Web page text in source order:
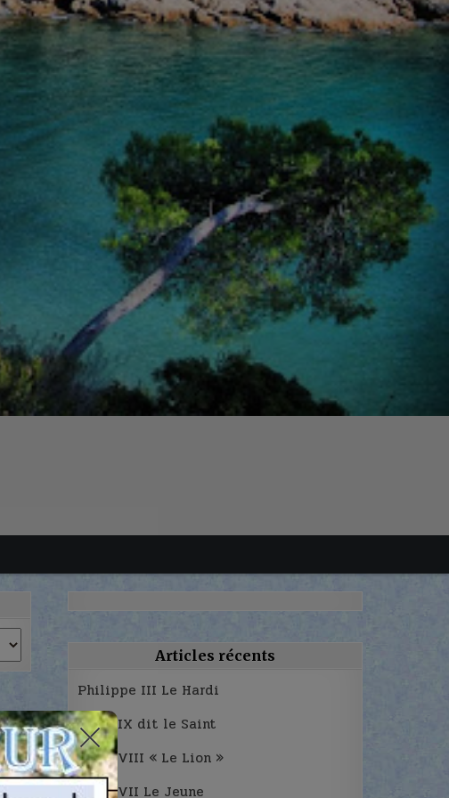
Articles récents
Philippe III Le Hardi
Louis IX dit le Saint
Louis VIII « Le Lion »
Louis VII Le Jeune